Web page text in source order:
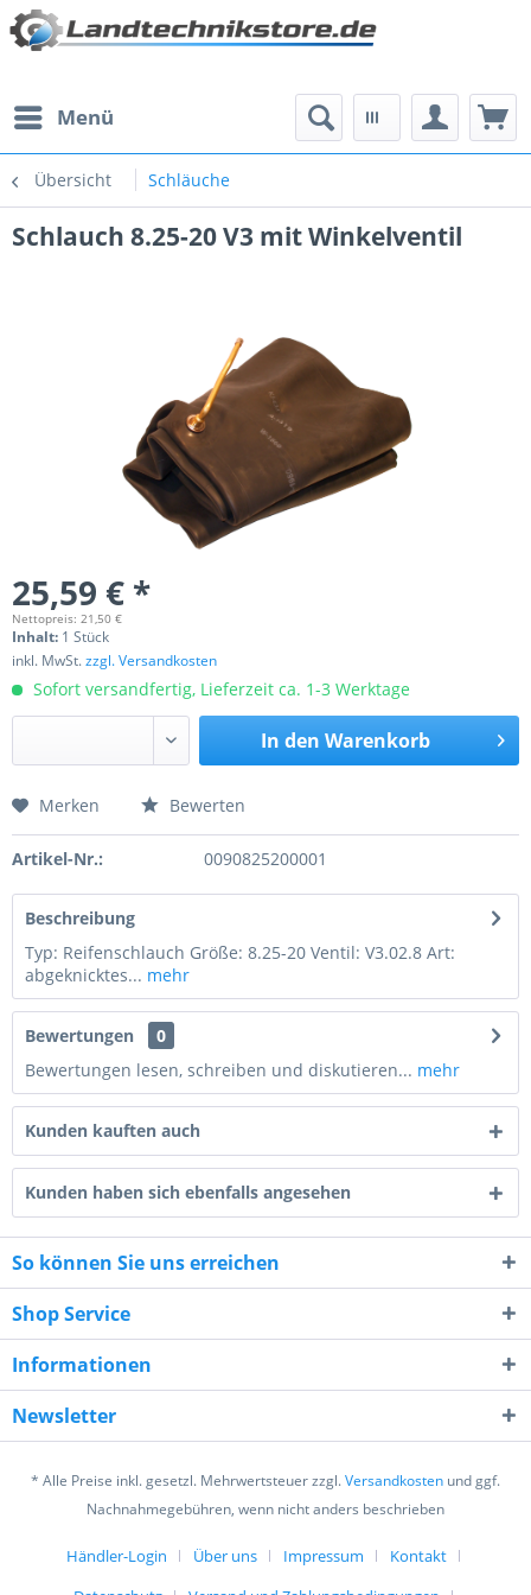
Menü
Übersicht Schläuche
Schlauch 8.25-20 V3 mit Winkelventil
25,59 € *
Nettopreis: 21,50 €
Inhalt: 1 Stück
inkl. MwSt.zzgl. Versandkosten
Sofort versandfertig, Lieferzeit ca. 1-3 Werktage
In den Warenkorb
Preis anfragen
1 * 9 = ?
Ich habe dieDatenschutzerklärunggelesen,
verstanden und stimme zu. *
Mit * gekennzeichnete Felder sind Pflichtfelder.
Senden
Merken Bewerten
Artikel-Nr.: 0090825200001
Beschreibung
Typ: Reifenschlauch Größe: 8.25-20 Ventil: V3.02.8 Art:
abgeknicktes... mehr
Bewertungen
0
Bewertungen lesen, schreiben und diskutieren... mehr
Kunden kauften auch
Kunden haben sich ebenfalls angesehen
So können Sie uns erreichen
Shop Service
Informationen
Newsletter
* Alle Preise inkl. gesetzl. Mehrwertsteuer zzgl.Versandkosten und ggf.
Nachnahmegebühren, wenn nicht anders beschrieben
Händler-Login Über uns Impressum
Kontakt